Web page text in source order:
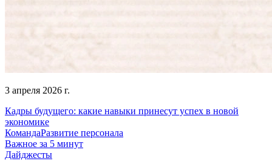
3 апреля 2026 г.
Кадры будущего: какие навыки принесут успех в новой
экономике
КомандаРазвитие персонала
Важное за 5 минут
Дайджесты